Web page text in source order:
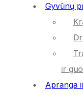
Gyvūnų
ir
Apranga